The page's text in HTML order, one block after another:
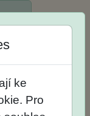
ke
Pro